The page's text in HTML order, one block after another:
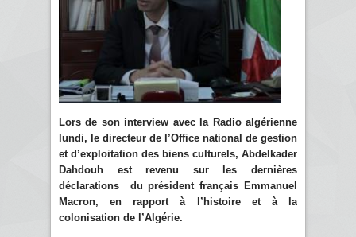
Lors de son interview avec la Radio algérienne
lundi, le directeur de l’Office national de gestion
et d’exploitation des biens culturels, Abdelkader
Dahdouh est revenu sur les dernières
déclarations du président français Emmanuel
Macron, en rapport à l’histoire et à la
colonisation de l’Algérie.